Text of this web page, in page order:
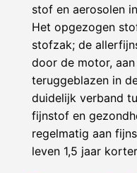
stof en aerosolen
Het opgezogen
stofzak; de
door de motor,
teruggeblazen in
duidelijk verband
fijnstof en
regelmatig aan
leven 1,5 jaar